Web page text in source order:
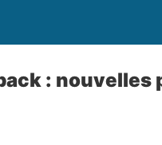
: nouvelles